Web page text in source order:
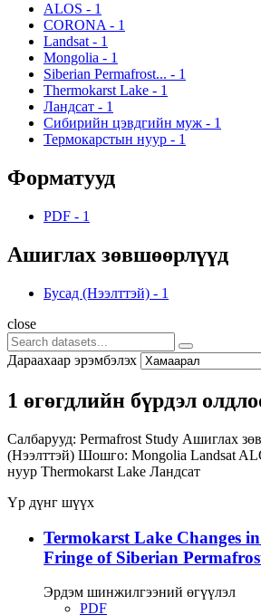
ALOS - 1
CORONA - 1
Landsat - 1
Mongolia - 1
Siberian Permafrost... - 1
Thermokarst Lake - 1
Ландсат - 1
Сибирийн цэвдгийн муж - 1
Термокарстын нуур - 1
Форматууд
PDF - 1
Ашиглах зөвшөөрлүүд
Бусад (Нээлттэй) - 1
close
Дараахаар эрэмбэлэх
1 өгөгдлийн бүрдэл
Салбарууд: Permafrost Study Ашиглах
(Нээлттэй) Шошго: Mongolia Landsat
нуур Thermokarst Lake Ландсат
Үр дүнг шүүх
Termokarst Lake Changes
Fringe of Siberian
Эрдэм шинжилгээний өгүүлэл
PDF